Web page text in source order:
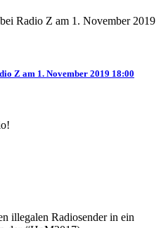
Z am 1. November 2019 18:00